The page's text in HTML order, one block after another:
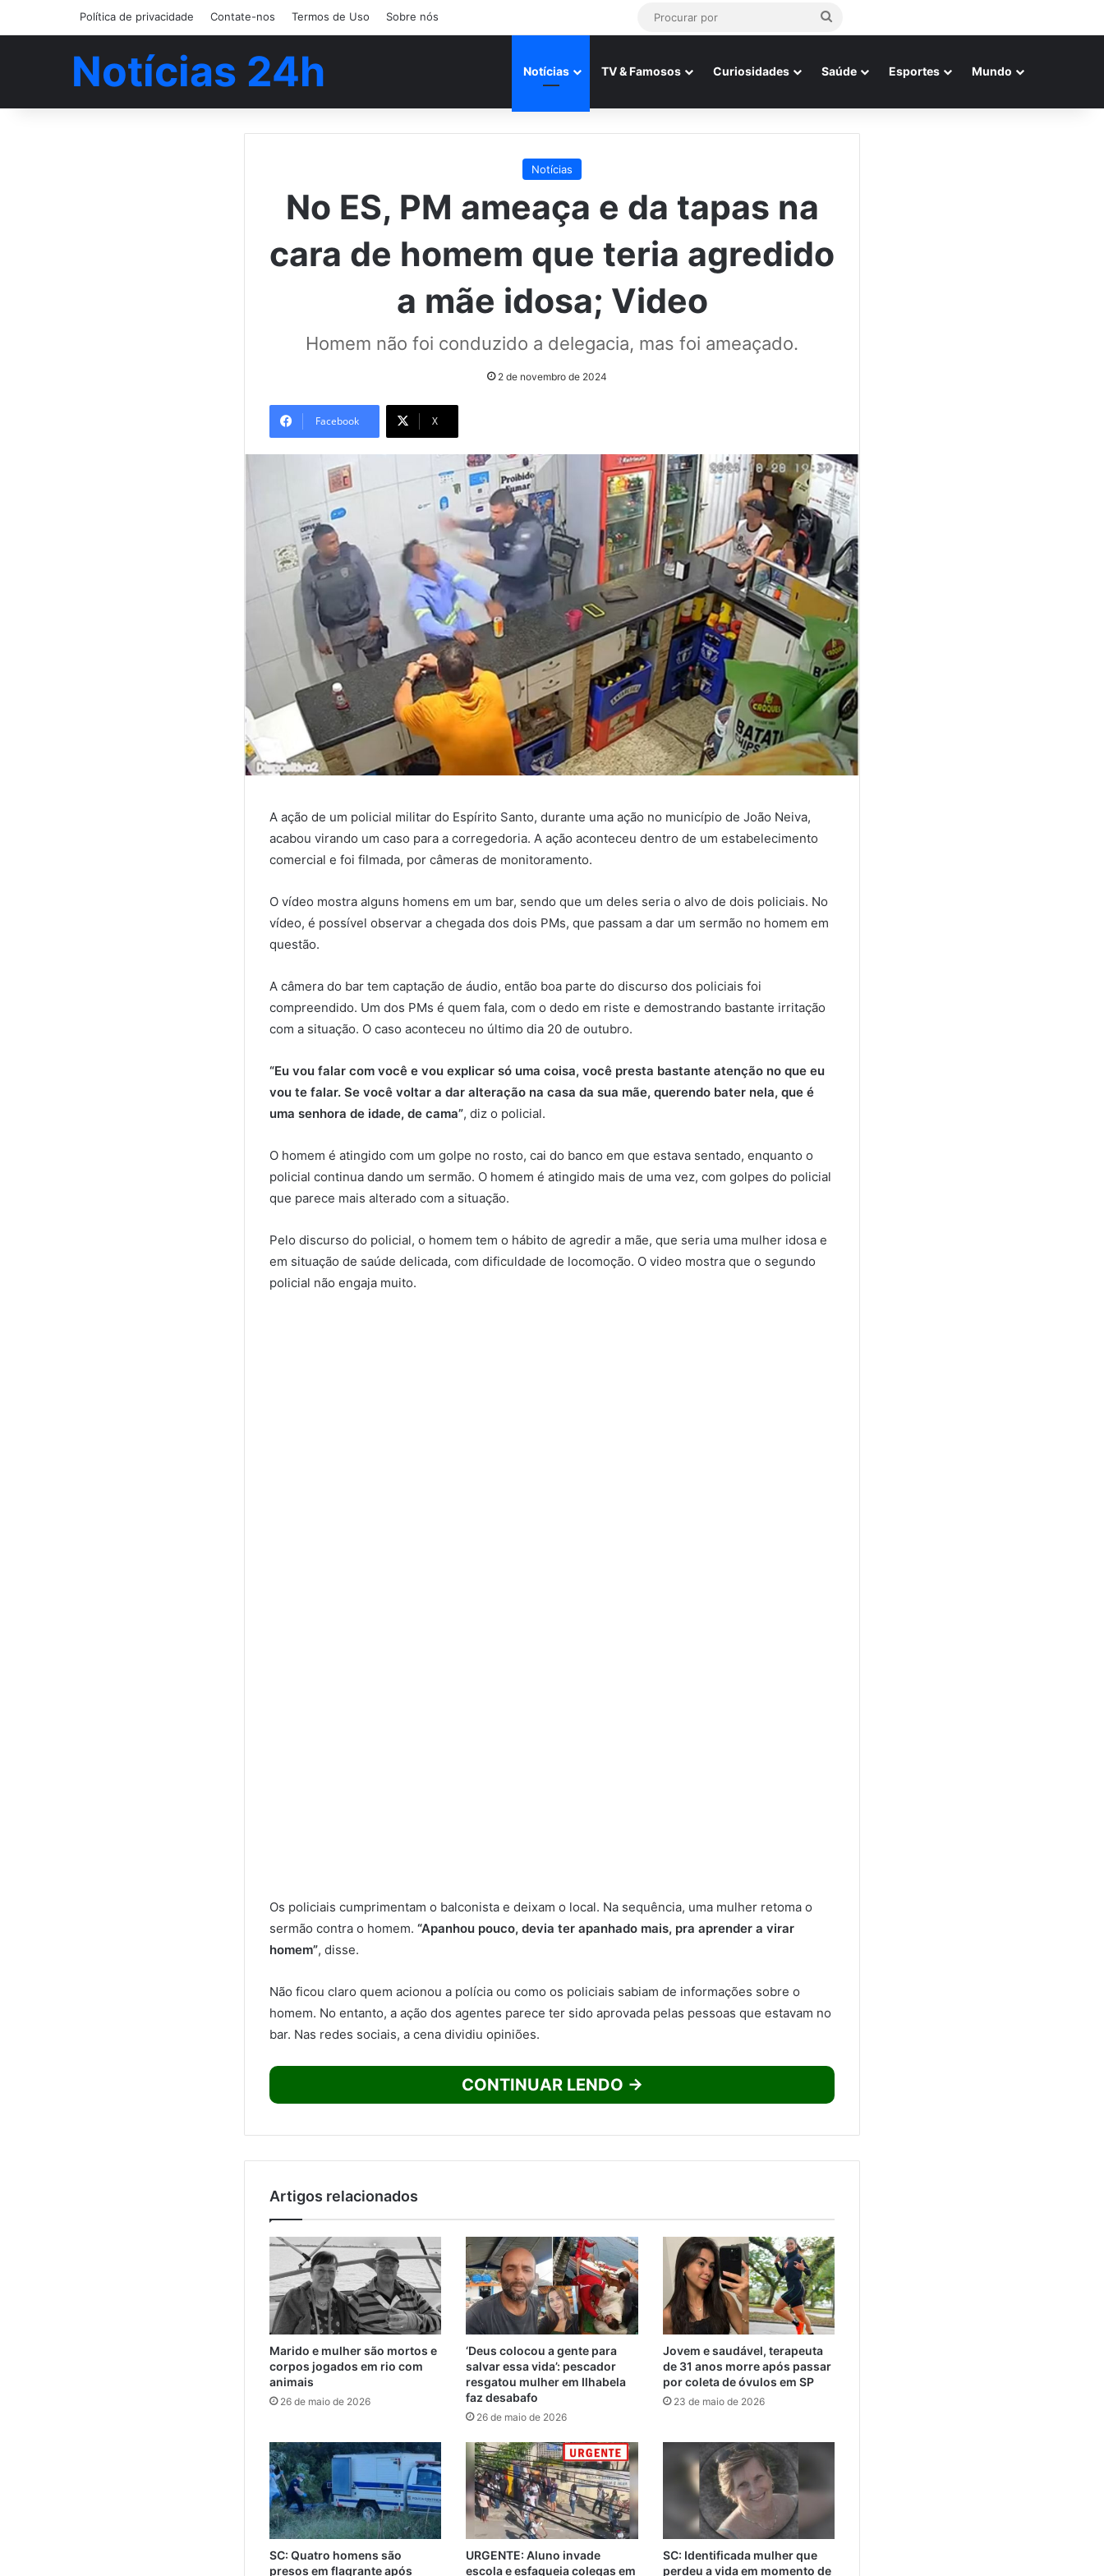
Política de privacidade Contate-nos Termos de Uso Sobre nós
Procurar
Notícias 24h Notícias TV & Famosos Curiosidades Saúde Esportes Mundo
Notícias
No ES, PM ameaça e da tapas na
cara de homem que teria agredido
a mãe idosa; Video
Homem não foi conduzido a delegacia, mas foi ameaçado.
2 de novembro de 2024
Facebook X
A ação de um policial militar do Espírito Santo, durante uma ação no município de João Neiva,
acabou virando um caso para a corregedoria. A ação aconteceu dentro de um estabelecimento
comercial e foi filmada, por câmeras de monitoramento.
O vídeo mostra alguns homens em um bar, sendo que um deles seria o alvo de dois policiais. No
vídeo, é possível observar a chegada dos dois PMs, que passam a dar um sermão no homem em
questão.
A câmera do bar tem captação de áudio, então boa parte do discurso dos policiais foi
compreendido. Um dos PMs é quem fala, com o dedo em riste e demostrando bastante irritação
com a situação. O caso aconteceu no último dia 20 de outubro.
“Eu vou falar com você e vou explicar só uma coisa, você presta bastante atenção no que eu
vou te falar. Se você voltar a dar alteração na casa da sua mãe, querendo bater nela, que é
uma senhora de idade, de cama”, diz o policial.
O homem é atingido com um golpe no rosto, cai do banco em que estava sentado, enquanto o
policial continua dando um sermão. O homem é atingido mais de uma vez, com golpes do policial
que parece mais alterado com a situação.
Pelo discurso do policial, o homem tem o hábito de agredir a mãe, que seria uma mulher idosa e
em situação de saúde delicada, com dificuldade de locomoção. O video mostra que o segundo
policial não engaja muito.
Os policiais cumprimentam o balconista e deixam o local. Na sequência, uma mulher retoma o
sermão contra o homem. “Apanhou pouco, devia ter apanhado mais, pra aprender a virar
homem”, disse.
Não ficou claro quem acionou a polícia ou como os policiais sabiam de informações sobre o
homem. No entanto, a ação dos agentes parece ter sido aprovada pelas pessoas que estavam no
bar. Nas redes sociais, a cena dividiu opiniões.
CONTINUAR LENDO →
Artigos relacionados
Marido e mulher são mortos e
corpos jogados em rio com
animais
26 de maio de 2026
‘Deus colocou a gente para
salvar essa vida’: pescador
resgatou mulher em Ilhabela
faz desabafo
26 de maio de 2026
Jovem e saudável, terapeuta
de 31 anos morre após passar
por coleta de óvulos em SP
23 de maio de 2026
SC: Quatro homens são
presos em flagrante após
URGENTE: Aluno invade
escola e esfaqueia colegas em
SC: Identificada mulher que
perdeu a vida em momento de